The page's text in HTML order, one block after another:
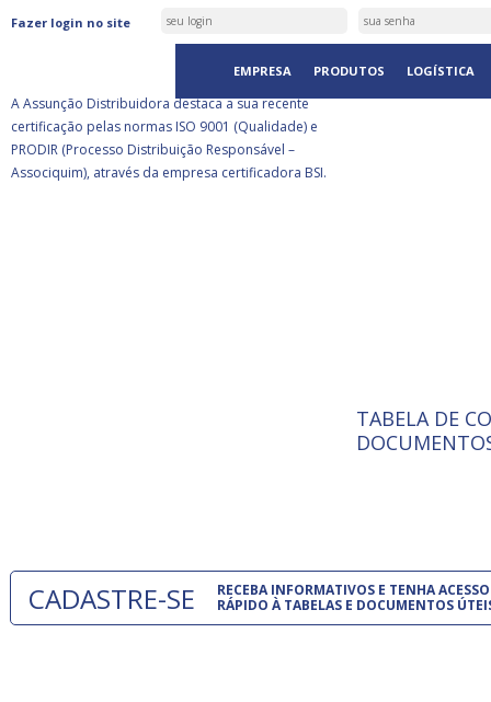
Fazer login no site
EMPRESA PRODUTOS LOGÍSTICA
ASSUNÇÃO DISTRIBUIDORA É
CERTIFICADA PELA BSI
A Assunção Distribuidora destaca a sua recente
certificação pelas normas ISO 9001 (Qualidade) e
PRODIR (Processo Distribuição Responsável –
Associquim), através da empresa certificadora BSI.
ISO 9001:
A
TABELA DE
CADASTRE-SE
RECEBA INFORMATIVOS E TENHA ACESSO
RÁPIDO À TABELAS E DOCUMENTOS